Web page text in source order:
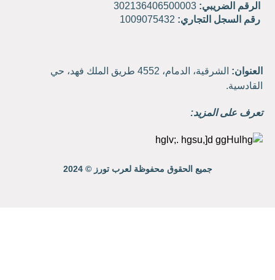
الرقم الضريبي:
رقم السجل التجاري:
العنوان:
الشرقية، الدمام، 4552 طريق الملك فهد، حي
القادسية.
تعرف على المزيد:
جميع الحقوق محفوظة لعرب تورز © 2024